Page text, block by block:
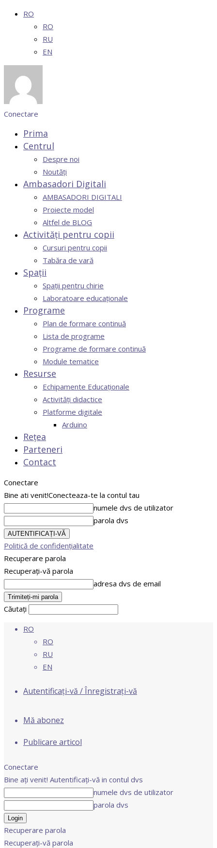
RO
RO
RU
EN
Conectare
Prima
Centrul
Despre noi
Noutăți
Ambasadori Digitali
AMBASADORI DIGITALI
Proiecte model
Altfel de BLOG
Activități pentru copii
Cursuri pentru copii
Tabăra de vară
Spații
Spații pentru chirie
Laboratoare educaționale
Programe
Plan de formare continuă
Lista de programe
Programe de formare continuă
Module tematice
Resurse
Echipamente Educaționale
Activități didactice
Platforme digitale
Arduino
Rețea
Parteneri
Contact
Conectare
Bine ati venit!Conecteaza-te la contul tau
numele dvs de utilizator
parola dvs
Politică de confidențialitate
Recuperare parola
Recuperați-vă parola
adresa dvs de email
Căutați
RO
RO
RU
EN
Autentificați-vă / Înregistrați-vă
Mă abonez
Publicare articol
Conectare
Bine ați venit! Autentificați-vă in contul dvs
numele dvs de utilizator
parola dvs
Recuperare parola
Recuperați-vă parola